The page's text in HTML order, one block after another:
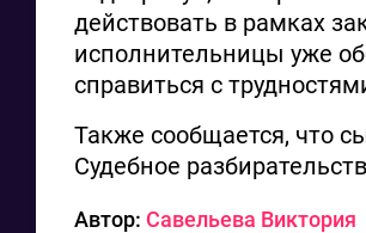
действовать в рамках
исполнительницы уже
справиться с
Также сообщается, что
Судебное
Автор: Савельева Виктория